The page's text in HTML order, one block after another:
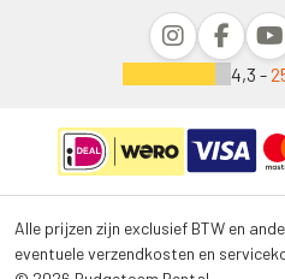
4,3 -
Alle prijzen zijn exclusief BTW en
eventuele verzendkosten en